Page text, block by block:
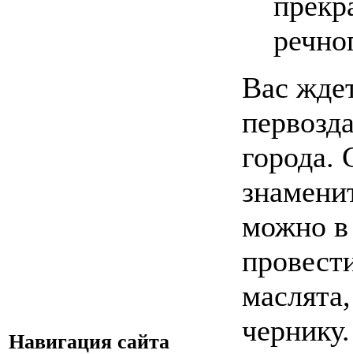
Навигация сайта
Вас
города.
можно в
чернику.